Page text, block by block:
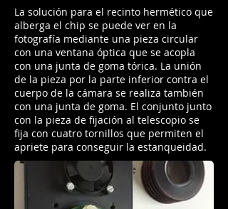
La solución para el recinto hermético que
alberga el chip se puede ver en la
fotografía mediante una pieza circular
con una ventana óptica que se acopla
con una junta de goma tórica. La unión
de la pieza por la parte inferior contra el
cuerpo de la cámara se realiza también
con una junta de goma. El conjunto junto
con la pieza de fijación al telescopio se
fija con cuatro tornillos que permiten el
apriete para conseguir la estanqueidad.